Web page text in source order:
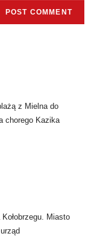
z Mielna do
chorego Kazika
Miasto